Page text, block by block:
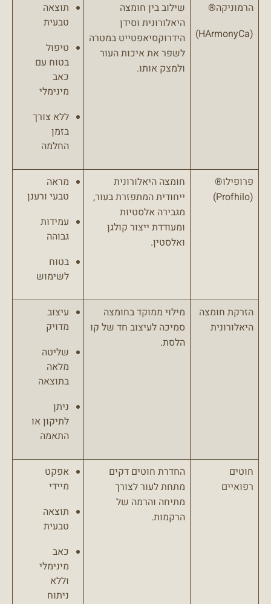
הרמוניקה®
(HArmonyCa)
שילוב בין חומצה
היאלורונית וסידן
הידרוקסיאפטייט במטרה
לשפר את איכות העור
ולמצק אותו.
תוצאה
טבעית
טיפול
בטוח עם
כאב
מינימלי
ללא צורך
בזמן
החלמה
פרופילו®
(Profhilo)
חומצה היאלורונית
ייחודית המתפזרת בעור,
מגבירה אלסטיות
ומעודדת ייצור קולגן
ואלסטין.
מראה
טבעי ורענן
עמידות
גבוהה
בטוח
לשימוש
הזרקת חומצה
היאלורונית
מילוי ממוקד בחומצה
סמיכה לעיצוב חד של קו
הלסת.
עיצוב
מדויק
שליטה
מלאה
בתוצאה
ניתן
לתיקון או
התאמה
חוטים
רפואיים
החדרת חוטים דקים
מתחת לעור לצורך
מתיחה והרמה של
הרקמות.
אפקט
מיידי
תוצאה
טבעית
כאב
מינימלי
וללא
ניתוח